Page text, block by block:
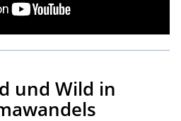
und Wild in